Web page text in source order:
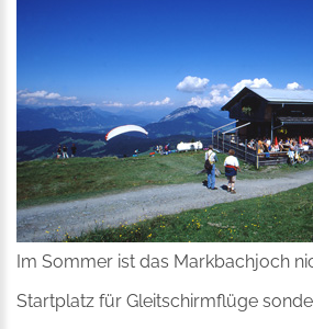
Im Sommer ist das Markbachjoch
Startplatz für Gleitschirmflüge